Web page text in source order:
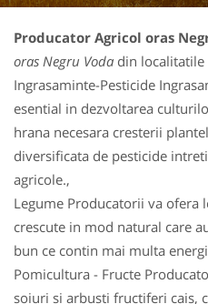
Producator Agricol oras
oras Negru Voda din localitatile
Ingrasaminte-Pesticide
esential in dezvoltarea
hrana necesara cresterii
diversificata de pesticide
agricole.,
Legume Producatorii va ofera
crescute in mod natural care
bun ce contin mai multa
Pomicultura - Fructe
soiuri si arbusti fructiferi cais,